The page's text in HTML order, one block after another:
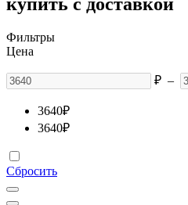
Фильтры
Цена
₽ –
3640₽
3640₽
Сбросить